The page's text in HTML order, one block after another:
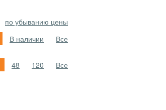
по убыванию цены
В наличии Все
48 120 Все